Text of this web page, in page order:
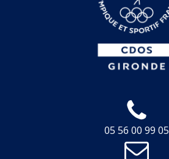
05 56 00 99 05